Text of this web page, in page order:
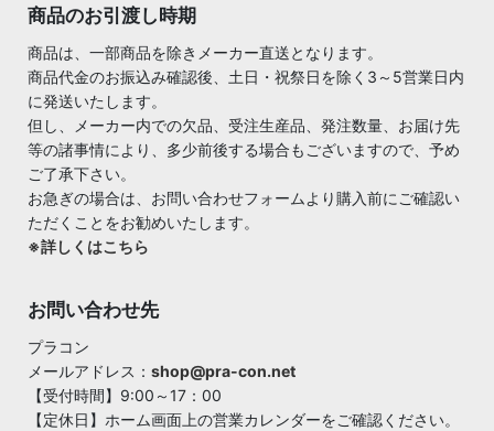
商品のお引渡し時期
商品は、一部商品を除きメーカー直送となります。
商品代金のお振込み確認後、土日・祝祭日を除く3～5営業日内
に発送いたします。
但し、メーカー内での欠品、受注生産品、発注数量、お届け先
等の諸事情により、多少前後する場合もございますので、予め
ご了承下さい。
お急ぎの場合は、お問い合わせフォームより購入前にご確認い
ただくことをお勧めいたします。
※詳しくはこちら
お問い合わせ先
プラコン
メールアドレス： shop@pra-con.net
【受付時間】9:00～17：00
【定休日】ホーム画面上の営業カレンダーをご確認ください。